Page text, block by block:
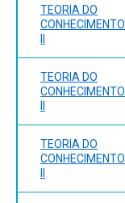
TEORIA DO
CONHECIMENTO
II
TEORIA DO
CONHECIMENTO
II
TEORIA DO
CONHECIMENTO
II